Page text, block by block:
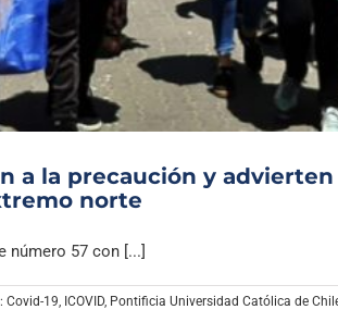
a la precaución y
norte
número 57 con [...]
Covid-19, ICOVID, Pontificia Universidad Católica de